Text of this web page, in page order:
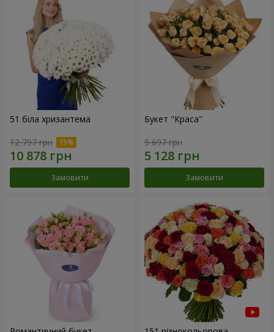
51 біла хризантема
12 797 грн
Замовити
Букет "Краса"
5 697 грн
Замовити